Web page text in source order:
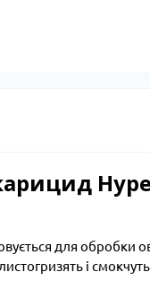
для обробки
і